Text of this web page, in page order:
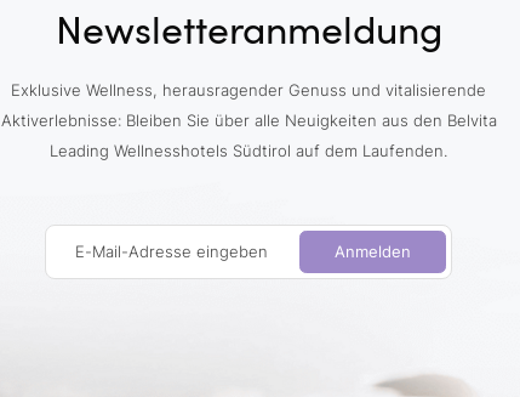
Newsletteranmeldung
Exklusive Wellness, herausragender Genuss und vitalisierende
Aktiverlebnisse: Bleiben Sie über alle Neuigkeiten aus den Belvita
Leading Wellnesshotels Südtirol auf dem Laufenden.
E-Mail-Adresse eingeben Anmelden